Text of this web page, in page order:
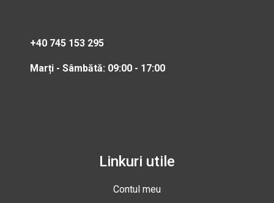
+40 745 153 295
Marți - Sâmbătă: 09:00 - 17:00
Linkuri utile
Contul meu